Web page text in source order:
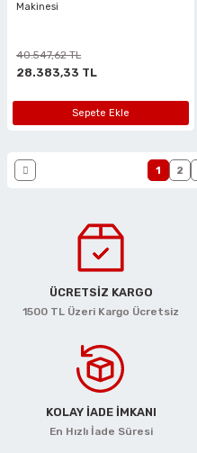
Makinesi
40.547,62 TL
28.383,33 TL
Sepete Ekle
1 2
ÜCRETSİZ KARGO
1500 TL Üzeri Kargo Ücretsiz
KOLAY İADE İMKANI
En Hızlı İade Süresi